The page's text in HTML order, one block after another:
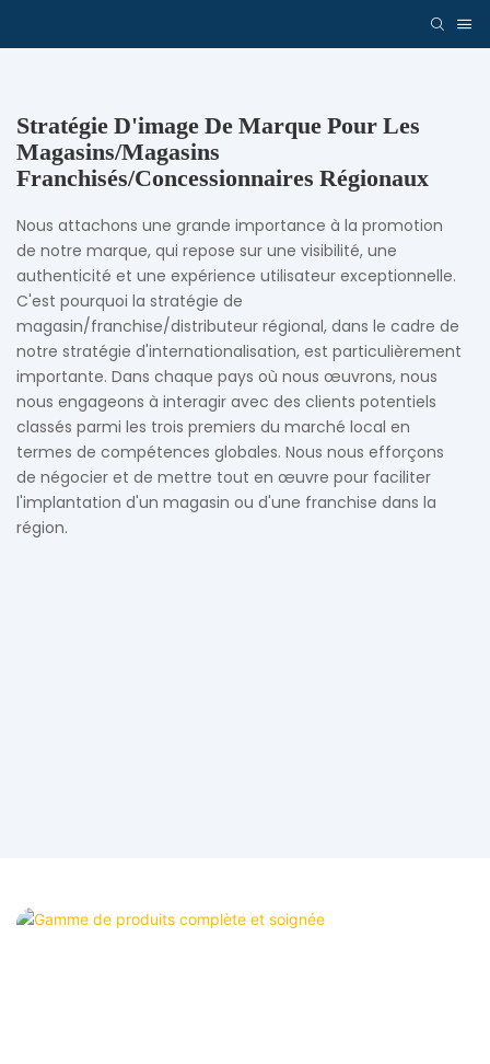
Stratégie D'image De Marque Pour Les
Magasins/magasins
Franchisés/concessionnaires Régionaux
Nous attachons une grande importance à la promotion
de notre marque, qui repose sur une visibilité, une
authenticité et une expérience utilisateur exceptionnelle.
C'est pourquoi la stratégie de
magasin/franchise/distributeur régional, dans le cadre de
notre stratégie d'internationalisation, est particulièrement
importante. Dans chaque pays où nous œuvrons, nous
nous engageons à interagir avec des clients potentiels
classés parmi les trois premiers du marché local en
termes de compétences globales. Nous nous efforçons
de négocier et de mettre tout en œuvre pour faciliter
l'implantation d'un magasin ou d'une franchise dans la
région.